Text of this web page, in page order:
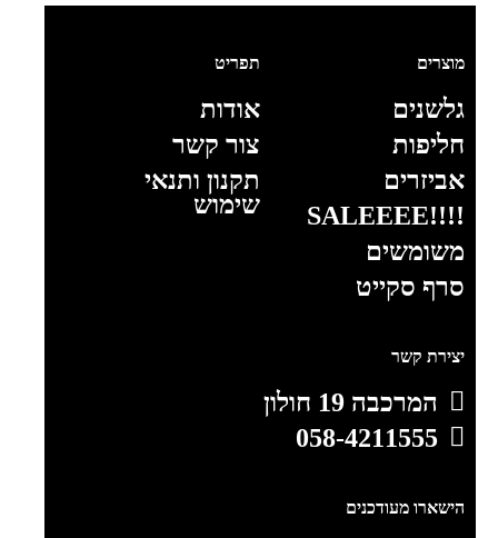
מוצרים
גלשנים
חליפות
אביזרים
!!!!SALEEEE
משומשים
סרף סקייט
תפריט
אודות
צור קשר
תקנון ותנאי
שימוש
יצירת קשר
המרכבה 19 חולון
058-4211555
הישארו מעודכנים